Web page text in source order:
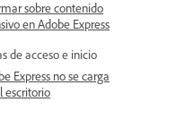
sobre contenido
en Adobe Express
de acceso e inicio
Express no se carga
escritorio